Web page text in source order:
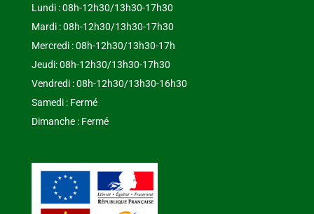
Lundi : 08h-12h30/13h30-17h30
Mardi : 08h-12h30/13h30-17h30
Mercredi : 08h-12h30/13h30-17h
Jeudi: 08h-12h30/13h30-17h30
Vendredi : 08h-12h30/13h30-16h30
Samedi : Fermé
Dimanche : Fermé